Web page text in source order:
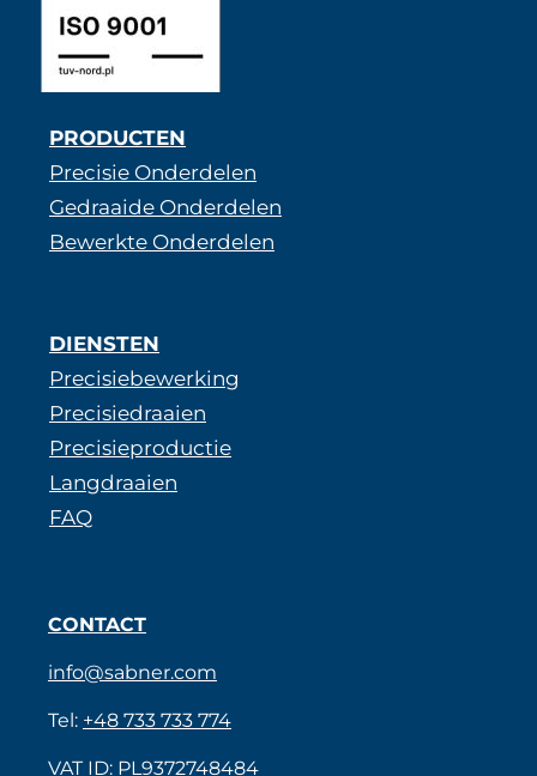
PRODUCTEN
Precisie Onderdelen
Gedraaide Onderdelen
Bewerkte Onderdelen
DIENSTEN
Precisiebewerking
Precisiedraaien
Precisieproductie
Langdraaien
FAQ
CONTACT
info@sabner.com
Tel: +48 733 733 774
VAT ID: PL9372748484